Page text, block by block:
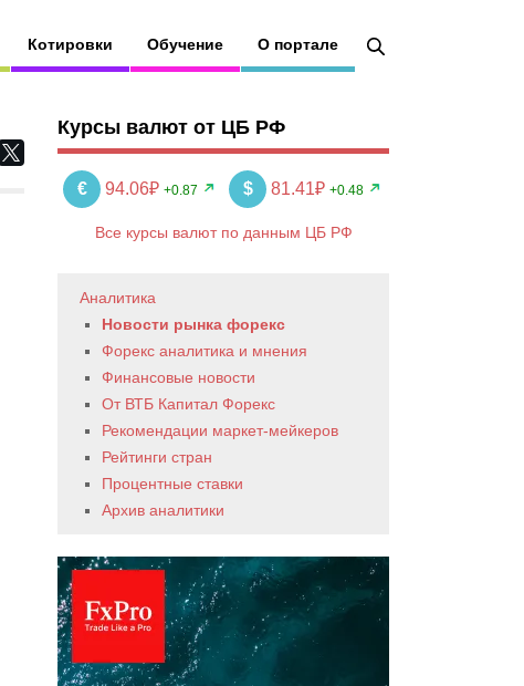
Котировки Обучение О портале
Курсы валют от ЦБ РФ
€ 94.06₽ +0.87 $ 81.41₽ +0.48
Все курсы валют по данным ЦБ РФ
Аналитика
Новости рынка форекс
Форекс аналитика и мнения
Финансовые новости
От ВТБ Капитал Форекс
Рекомендации маркет-мейкеров
Рейтинги стран
Процентные ставки
Архив аналитики